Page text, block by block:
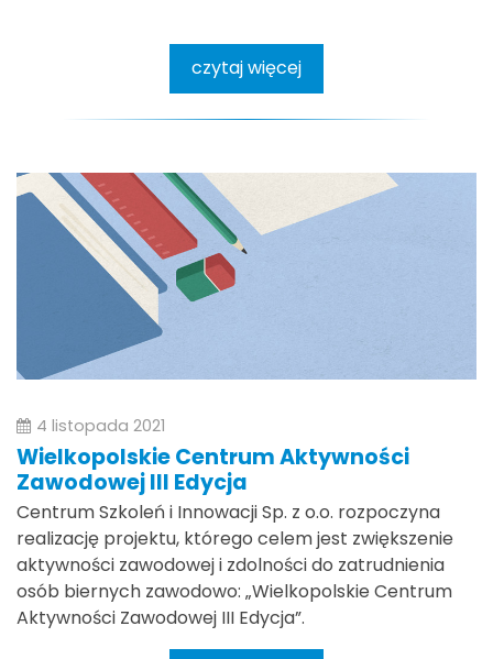
czytaj więcej
4 listopada 2021
Wielkopolskie Centrum Aktywności
Zawodowej III Edycja
Centrum Szkoleń i Innowacji Sp. z o.o. rozpoczyna
realizację projektu, którego celem jest zwiększenie
aktywności zawodowej i zdolności do zatrudnienia
osób biernych zawodowo: „Wielkopolskie Centrum
Aktywności Zawodowej III Edycja”.